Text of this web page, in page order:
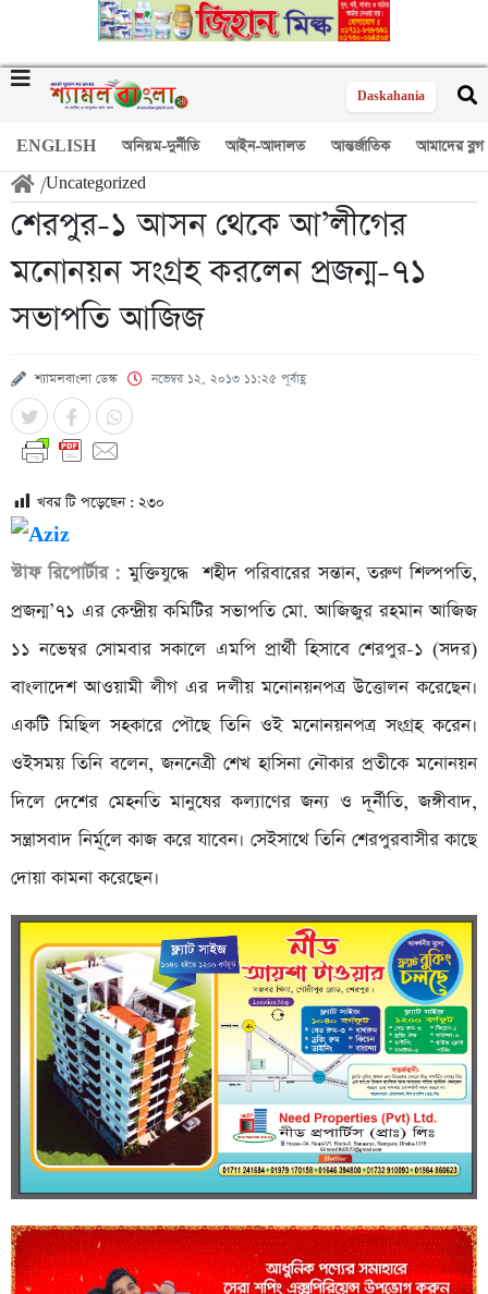
Daskahania
ENGLISH অনিয়ম-দুর্নীতি আইন-আদালত আন্তর্জাতিক আমাদের ব্লগ
/Uncategorized
শেরপুর-১ আসন থেকে আ’লীগের
মনোনয়ন সংগ্রহ করলেন প্রজন্ম-৭১
সভাপতি আজিজ
শ্যামলবাংলা ডেস্ক নভেম্বর ১২, ২০১৩ ১১:২৫ পূর্বাহ্ণ
খবর টি পড়েছেন : ২৩০
স্টাফ রিপোর্টার : মুক্তিযুদ্ধে শহীদ পরিবারের সন্তান, তরুণ শিল্পপতি,
প্রজন্ম’৭১ এর কেন্দ্রীয় কমিটির সভাপতি মো. আজিজুর রহমান আজিজ
১১ নভেম্বর সোমবার সকালে এমপি প্রার্থী হিসাবে শেরপুর-১ (সদর)
বাংলাদেশ আওয়ামী লীগ এর দলীয় মনোনয়নপত্র উত্তোলন করেছেন।
একটি মিছিল সহকারে পৌছে তিনি ওই মনোনয়নপত্র সংগ্রহ করেন।
ওইসময় তিনি বলেন, জননেত্রী শেখ হাসিনা নৌকার প্রতীকে মনোনয়ন
দিলে দেশের মেহনতি মানুষের কল্যাণের জন্য ও দূর্নীতি, জঙ্গীবাদ,
সন্ত্রাসবাদ নির্মূলে কাজ করে যাবেন। সেইসাথে তিনি শেরপুরবাসীর কাছে
দোয়া কামনা করেছেন।